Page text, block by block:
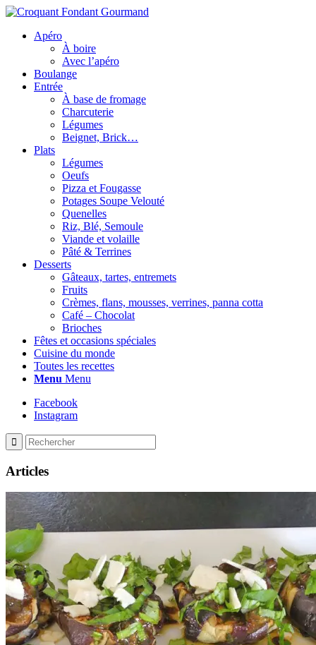
Apéro
À boire
Avec l’apéro
Boulange
Entrée
À base de fromage
Charcuterie
Légumes
Beignet, Brick…
Plats
Légumes
Oeufs
Pizza et Fougasse
Potages Soupe Velouté
Quenelles
Riz, Blé, Semoule
Viande et volaille
Pâté & Terrines
Desserts
Gâteaux, tartes, entremets
Fruits
Crèmes, flans, mousses, verrines, panna cotta
Café – Chocolat
Brioches
Fêtes et occasions spéciales
Cuisine du monde
Toutes les recettes
Menu Menu
Facebook
Instagram
Articles